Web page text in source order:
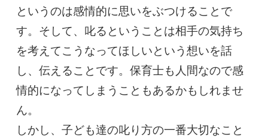
というのは感情的に思いをぶつけることで
す。そして、叱るということは相手の気持ち
を考えてこうなってほしいという想いを話
し、伝えることです。保育士も人間なので感
情的になってしまうこともあるかもしれませ
ん。
しかし、子ども達の叱り方の一番大切なこと